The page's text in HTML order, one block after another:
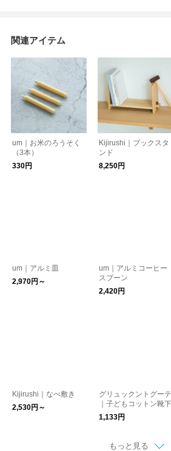
関連アイテム
um｜お米のろうそく
（3本）
330円
Kijirushi｜ブックスタ
ンド
8,250円
um｜アルミ皿
2,970円～
um｜アルミコーヒー
スプーン
2,420円
Kijirushi｜なべ敷き
2,530円～
グリュックントグーテ
｜子どもコットン靴下
1,133円
もっと見る